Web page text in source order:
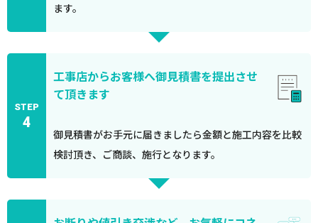
ます。
STEP
4
工事店からお客様へ御見積書を提出させ
て頂きます
御見積書がお手元に届きましたら金額と施工内容を比較
検討頂き、ご商談、施行となります。